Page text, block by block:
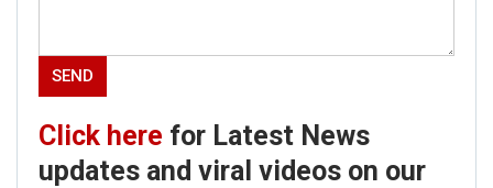
Click here for Latest News
updates and viral videos on our